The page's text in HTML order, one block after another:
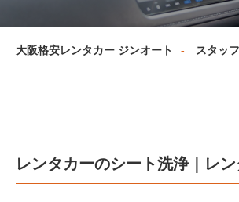
大阪格安レンタカー ジンオート スタッ
レンタカーのシート洗浄｜レ